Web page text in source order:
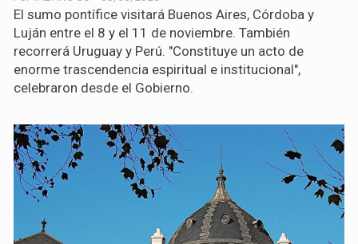
El sumo pontífice visitará Buenos Aires, Córdoba y
Luján entre el 8 y el 11 de noviembre. También
recorrerá Uruguay y Perú. "Constituye un acto de
enorme trascendencia espiritual e institucional",
celebraron desde el Gobierno.